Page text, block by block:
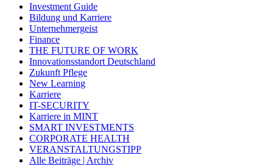
Investment Guide
Bildung und Karriere
Unternehmergeist
Finance
THE FUTURE OF WORK
Innovationsstandort Deutschland
Zukunft Pflege
New Learning
Karriere
IT-SECURITY
Karriere in MINT
SMART INVESTMENTS
CORPORATE HEALTH
VERANSTALTUNGSTIPP
Alle Beiträge | Archiv